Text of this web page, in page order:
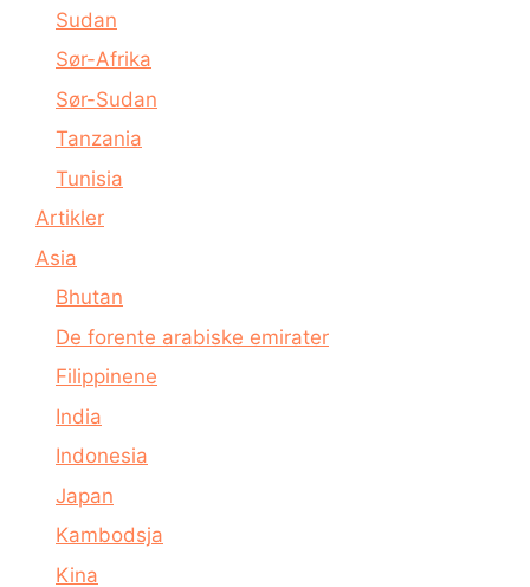
Sudan
Sør-Afrika
Sør-Sudan
Tanzania
Tunisia
Artikler
Asia
Bhutan
De forente arabiske emirater
Filippinene
India
Indonesia
Japan
Kambodsja
Kina